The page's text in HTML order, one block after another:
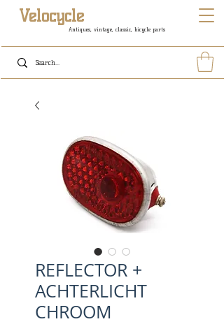
Antiques, vintage, classic, bicycle parts
Velocycle
REFLECTOR +
ACHTERLICHT
CHROOM